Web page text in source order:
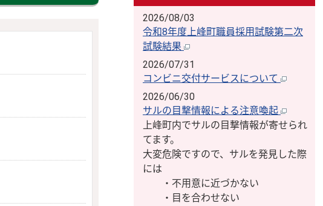
2026/08/03
令和8年度上峰町職員採用試験第二次
試験結果
2026/07/31
コンビニ交付サービスについて
2026/06/30
サルの目撃情報による注意喚起
上峰町内でサルの目撃情報が寄せられ
てます。
大変危険ですので、サルを発見した際
には
・不用意に近づかない
・目を合わせない